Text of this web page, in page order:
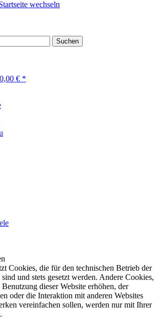
Suchen
0,00 € *
Cookies, die für den technischen Betrieb der
und stets gesetzt werden. Andere Cookies,
dieser Website erhöhen, der
oder die Interaktion mit anderen Websites
vereinfachen sollen, werden nur mit Ihrer